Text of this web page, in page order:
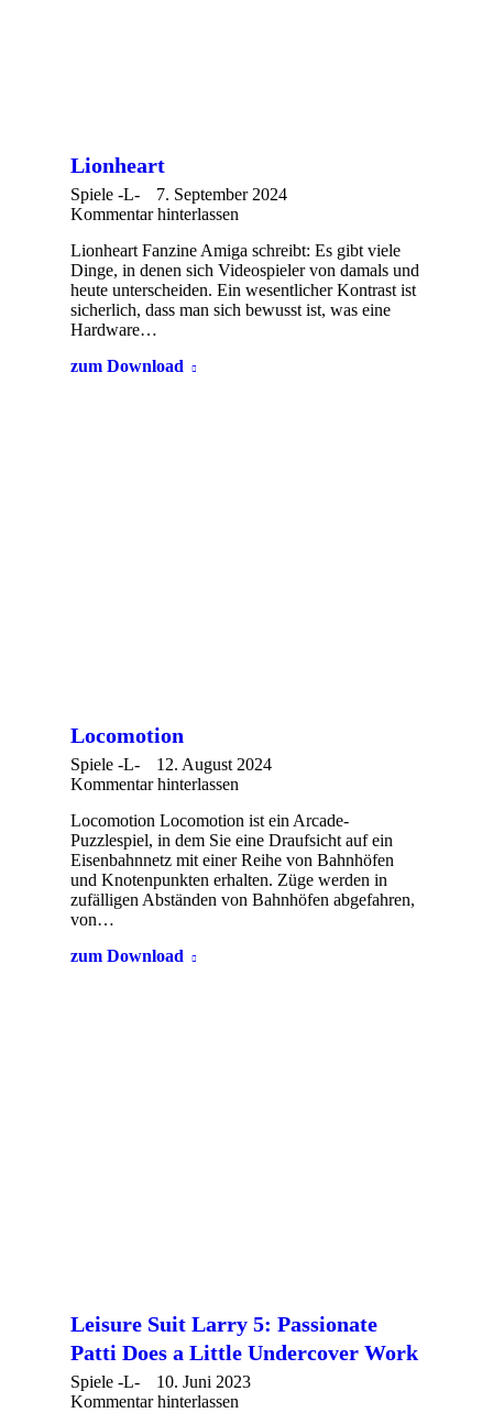
Lionheart
Spiele -L-
7. September 2024
Kommentar hinterlassen
Lionheart Fanzine Amiga schreibt: Es gibt viele
Dinge, in denen sich Videospieler von damals und
heute unterscheiden. Ein wesentlicher Kontrast ist
sicherlich, dass man sich bewusst ist, was eine
Hardware…
zum Download
Locomotion
Spiele -L-
12. August 2024
Kommentar hinterlassen
Locomotion Locomotion ist ein Arcade-
Puzzlespiel, in dem Sie eine Draufsicht auf ein
Eisenbahnnetz mit einer Reihe von Bahnhöfen
und Knotenpunkten erhalten. Züge werden in
zufälligen Abständen von Bahnhöfen abgefahren,
von…
zum Download
Leisure Suit Larry 5: Passionate
Patti Does a Little Undercover Work
Spiele -L-
10. Juni 2023
Kommentar hinterlassen